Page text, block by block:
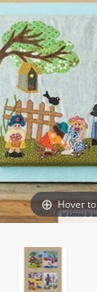
Hover